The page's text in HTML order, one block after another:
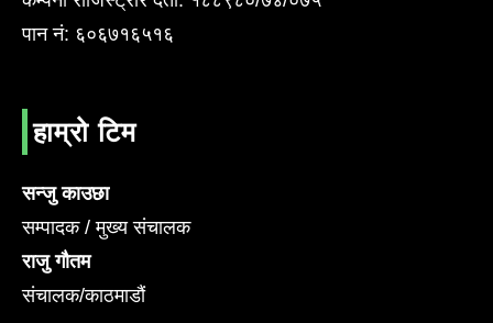
पान नं: ६०६७१६५१६
हाम्रो टिम
सन्जु काउछा
सम्पादक / मुख्य संचालक
राजु गौतम
संचालक/काठमाडौं